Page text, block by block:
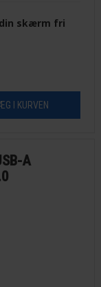
skærm fri
A